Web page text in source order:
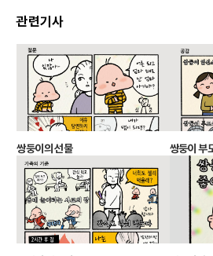
관련기사
쌍둥이의 선물 쌍둥이 부